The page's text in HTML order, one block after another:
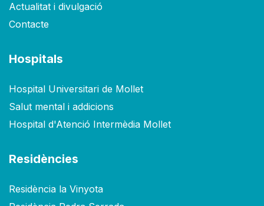
Actualitat i divulgació
Contacte
Hospitals
Hospital Universitari de Mollet
Salut mental i addicions
Hospital d'Atenció Intermèdia Mollet
Residències
Residència la Vinyota